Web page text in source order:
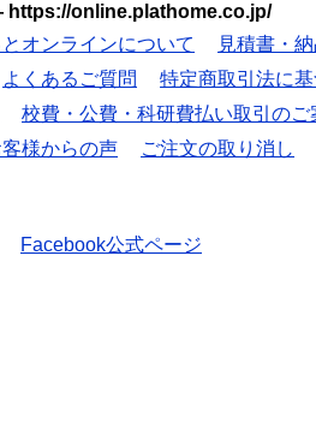
https://online.plathome.co.jp/
オンラインについて
見積書・
よくあるご質問
特定商取引法に
校費・公費・科研費払い取引のご
客様からの声 ご注文の取り消し
Facebook公式ページ